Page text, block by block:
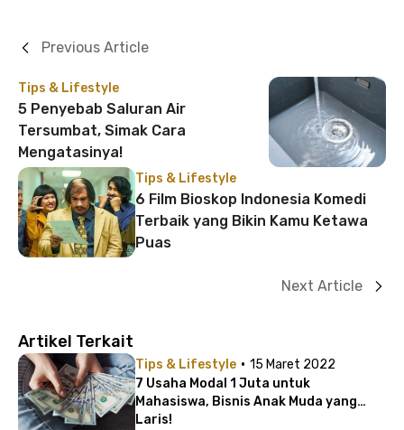
Tips & Lifestyle
5 Penyebab Saluran Air
Tersumbat, Simak Cara
Mengatasinya!
Previous Article
Tips & Lifestyle
6 Film Bioskop Indonesia Komedi
Terbaik yang Bikin Kamu Ketawa
Puas
Next Article
Artikel Terkait
Tips & Lifestyle · 15 Maret 2022
7 Usaha Modal 1 Juta untuk
Mahasiswa, Bisnis Anak Muda yang
Laris!